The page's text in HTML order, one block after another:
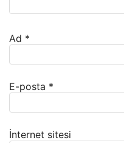
Ad *
E-posta *
İnternet sitesi